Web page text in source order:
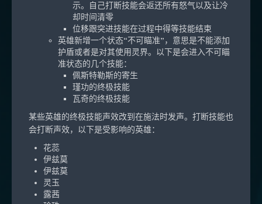
示。自己打断技能会返还所有怒气以及让冷
却时间清零
位移跟突进技能在过程中得等技能结束
英雄新增一个状态“不可瞄准”，意思是不能添加
护盾或者是对其使用灵界。以下是会进入不可瞄
准状态的几个技能：
佩斯特勒斯的寄生
瑾功的终极技能
瓦奇的终极技能
某些英雄的终极技能声效改到在施法时发声。打断技能也
会打断声效，以下是受影响的英雄：
花蕊
伊兹莫
伊兹莫
灵玉
露茜